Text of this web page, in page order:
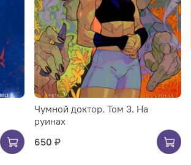
Чумной доктор. Том 3. На
руинах
650 ₽